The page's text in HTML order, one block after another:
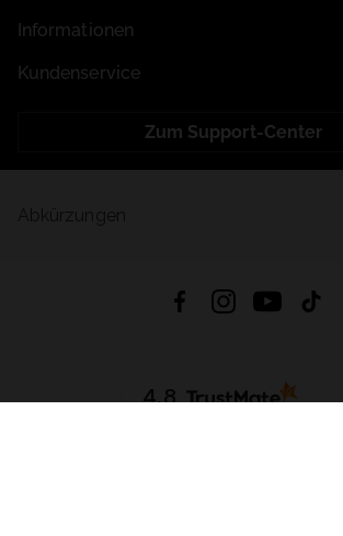
Informationen
Kundenservice
Zum Support-Center
4.8